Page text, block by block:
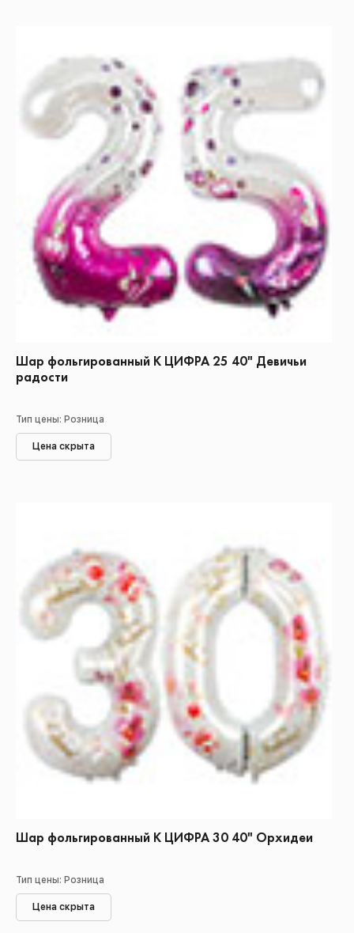
Шар фольгированный К ЦИФРА 25 40" Девичьи
радости
Тип цены: Розница
Цена скрыта
Шар фольгированный К ЦИФРА 30 40" Орхидеи
Тип цены: Розница
Цена скрыта